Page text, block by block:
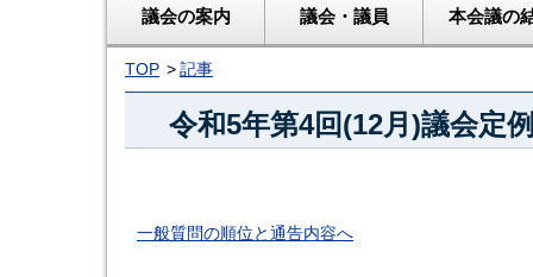
議会の案内 議会・議員 本会議の
TOP 記事
令和5年第4回(12月)議会定
一般質問の順位と通告内容へ